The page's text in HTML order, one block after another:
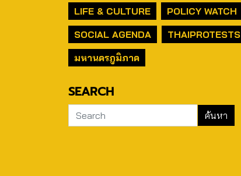
LIFE & CULTURE
POLICY WATCH
SOCIAL AGENDA
THAIPROTESTS
มหานครภูมิภาค
SEARCH